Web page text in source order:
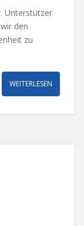
Unterstützer
den
zu
WEITERLESEN